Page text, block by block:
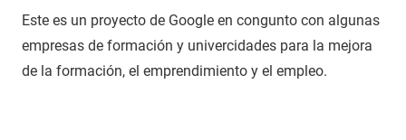
Este es un proyecto de Google en congunto con algunas
empresas de formación y univercidades para la mejora
de la formación, el emprendimiento y el empleo.